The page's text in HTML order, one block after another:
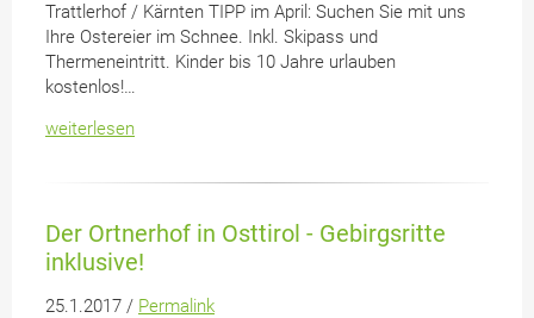
Trattlerhof / Kärnten TIPP im April: Suchen Sie mit uns
Ihre Ostereier im Schnee. Inkl. Skipass und
Thermeneintritt. Kinder bis 10 Jahre urlauben
kostenlos!…
weiterlesen
Der Ortnerhof in Osttirol - Gebirgsritte
inklusive!
25.1.2017 / Permalink